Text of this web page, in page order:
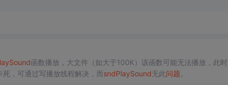
函数播放，大文件（如大于100K）该函数可能无法播放，此
，可通过写播放线程解决，而sndPlaySound无此问题